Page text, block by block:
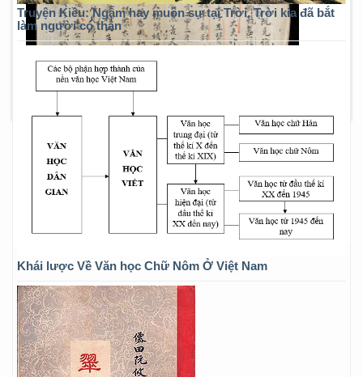
Truyện Kiều: Ngẫm hay muôn sự tại Trời, Trời kia đã bắt
làm người có thân
Khái lược Về Văn học Chữ Nôm Ở Việt Nam